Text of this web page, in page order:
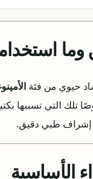
حيوي من فئة
تلك التي تسببها
إشراف طبي دقيق.
الأساسية